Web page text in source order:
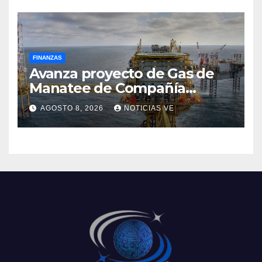
FINANZAS
Avanza proyecto de Gas de
Manatee de Compañía
Nacional de Gas de Trinidad y
Tobago
AGOSTO 8, 2026 NOTICIAS VE